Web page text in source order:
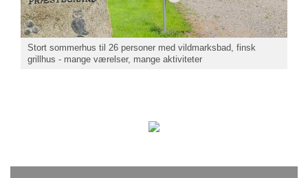
Stort sommerhus til 26 personer med vildmarksbad, finsk
grillhus - mange værelser, mange aktiviteter